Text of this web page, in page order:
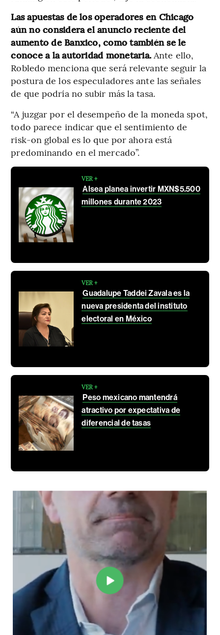
Las apuestas de los operadores en Chicago
aún no considera el anuncio reciente del
aumento de Banxico, como también se le
conoce a la autoridad monetaria. Ante ello,
Robledo menciona que será relevante seguir la
postura de los especuladores ante las señales
de que podría no subir más la tasa.
“A juzgar por el desempeño de la moneda spot,
todo parece indicar que el sentimiento de
risk-on global es lo que por ahora está
predominando en el mercado”.
VER +
Alsea planea invertir MXN$5.500
millones durante 2023
VER +
Guadalupe Taddei Zavala es la
nueva presidenta del instituto
electoral en México
VER +
Peso mexicano mantendrá
atractivo por expectativa de
diferencial de tasas